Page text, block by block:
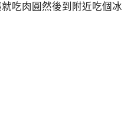
吃肉圓然後到附近吃個冰